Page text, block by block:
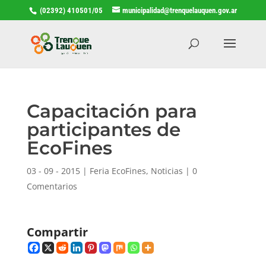
(02392) 410501/05 municipalidad@trenquelauquen.gov.ar
Capacitación para
participantes de
EcoFines
03 - 09 - 2015| Feria EcoFines, Noticias | 0
Comentarios
Compartir